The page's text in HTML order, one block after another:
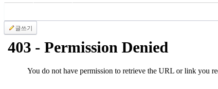
료
임
심
중
글쓰기